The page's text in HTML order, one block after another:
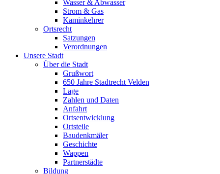
Wasser & Abwasser
Strom & Gas
Kaminkehrer
Ortsrecht
Satzungen
Verordnungen
Unsere Stadt
Über die Stadt
Grußwort
650 Jahre Stadtrecht Velden
Lage
Zahlen und Daten
Anfahrt
Ortsentwicklung
Ortsteile
Baudenkmäler
Geschichte
Wappen
Partnerstädte
Bildung